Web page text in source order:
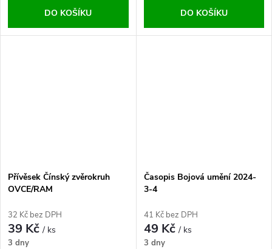
DO KOŠÍKU DO KOŠÍKU
Přívěsek Čínský zvěrokruh
OVCE/RAM
32 Kč bez DPH
39 Kč/ ks
3 dny
Časopis Bojová umění 2024-
3-4
41 Kč bez DPH
49 Kč/ ks
3 dny